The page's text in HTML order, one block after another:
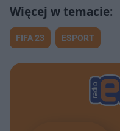
FIFA 23 ESPORT